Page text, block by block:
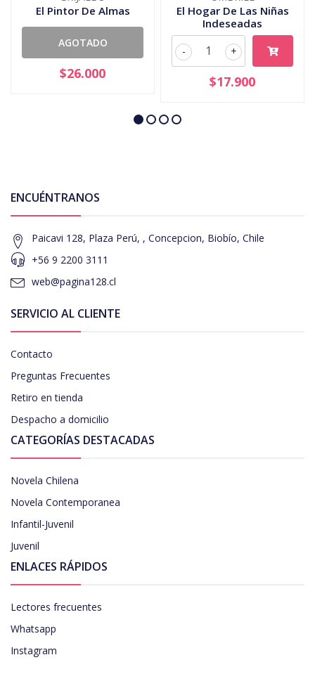
El Pintor De Almas
AGOTADO
$26.000
El Hogar De Las Niñas
Indeseadas
+
-
$17.900
ENCUÉNTRANOS
Paicavi 128, Plaza Perú, , Concepcion, Biobío, Chile
+56 9 2200 3111
web@pagina128.cl
SERVICIO AL CLIENTE
Contacto
Preguntas Frecuentes
Retiro en tienda
Despacho a domicilio
CATEGORÍAS DESTACADAS
Novela Chilena
Novela Contemporanea
Infantil-Juvenil
Juvenil
ENLACES RÁPIDOS
Lectores frecuentes
Whatsapp
Instagram